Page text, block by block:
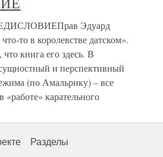
Эдуард
то в королевстве датском».
книга его здесь. В
и перспективный
(по Амальрику) – все
«работе» карательного
Разделы